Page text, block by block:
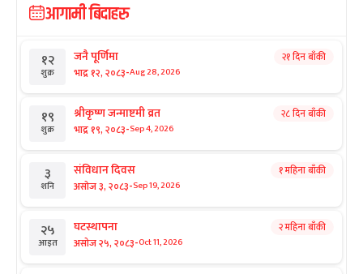
आगामी बिदाहरु
१२
शुक्र
जनै पूर्णिमा
भाद्र १२, २०८३-Aug 28, 2026
२१ दिन बाँकी
१९
शुक्र
श्रीकृष्ण जन्माष्टमी व्रत
भाद्र १९, २०८३-Sep 4, 2026
२८ दिन बाँकी
३
शनि
संविधान दिवस
असोज ३, २०८३-Sep 19, 2026
१ महिना बाँकी
२५
आइत
घटस्थापना
असोज २५, २०८३-Oct 11, 2026
२ महिना बाँकी